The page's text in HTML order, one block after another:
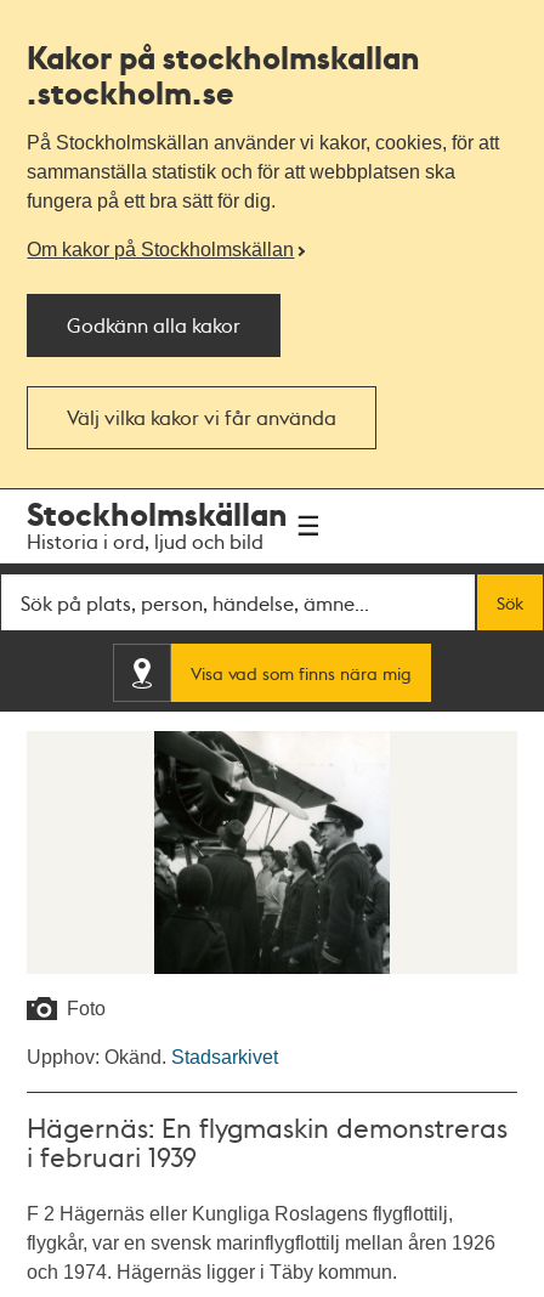
Kakor på stockholmskallan
.stockholm.se
På Stockholmskällan använder vi kakor, cookies, för att
sammanställa statistik och för att webbplatsen ska
fungera på ett bra sätt för dig.
Om kakor på Stockholmskällan
Godkänn alla kakor
Välj vilka kakor vi får använda
navigationen
huvudinnehållet
Stockholmskällan
Historia i ord, ljud och bild
Sök
Visa vad som finns nära mig
Foto
Upphov: Okänd. Stadsarkivet
Hägernäs: En flygmaskin demonstreras
i februari 1939
F 2 Hägernäs eller Kungliga Roslagens flygflottilj,
flygkår, var en svensk marinflygflottilj mellan åren 1926
och 1974. Hägernäs ligger i Täby kommun.